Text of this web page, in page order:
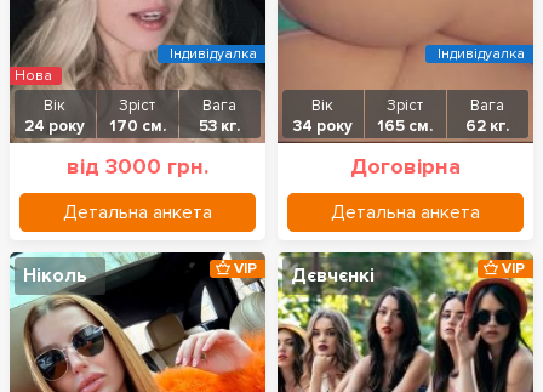
Вік
24 року
Зріст
170 см.
Вага
53 кг.
від 3000 грн.
Детальна анкета
Нова
Індивідуалка
Вік
34 року
Зріст
165 см.
Вага
62 кг.
Договірна
Детальна анкета
Індивідуалка
Ніколь VIP Дєвчєнкі VIP